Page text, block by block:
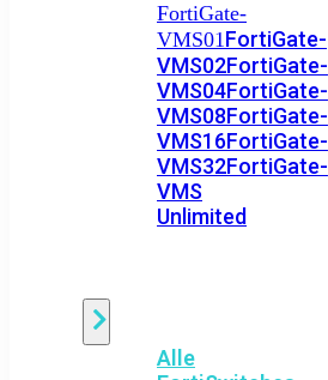
FortiGate-
VMS01FortiGate-
VMS02FortiGate-
VMS04FortiGate-
VMS08FortiGate-
VMS16FortiGate-
VMS32FortiGate-
VMS
Unlimited
Alle